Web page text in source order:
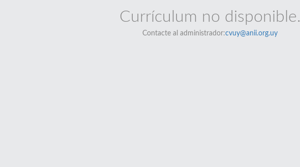
Currículum no disponible.
Contacte al administrador:cvuy@anii.org.uy